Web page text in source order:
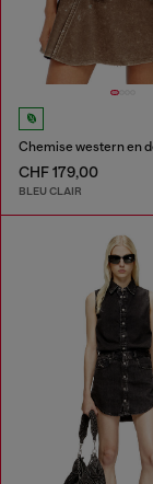
Chemise western en
CHF 179,00
BLEU CLAIR